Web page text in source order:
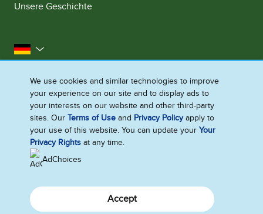
Unsere Geschichte
Deutschland
Impressum
Datenschutzhinweis
Rechtliches
Cookie-Informationen
Barrierefreiheit
Kontakt
Sitemap
Cookie-Einstellungen
We use cookies and similar technologies to improve
your experience on our site and to display ads to
your interests on our website and other third-party
sites. OurTerms of Use and Privacy Policyapply to
your use of this website. You can update yourYour
Privacy Rights at any time.
AdChoices
Accept